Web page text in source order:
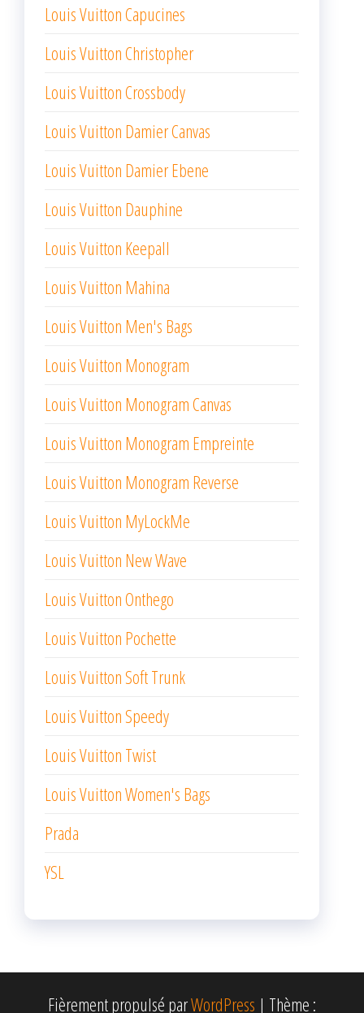
Louis Vuitton Capucines
Louis Vuitton Christopher
Louis Vuitton Crossbody
Louis Vuitton Damier Canvas
Louis Vuitton Damier Ebene
Louis Vuitton Dauphine
Louis Vuitton Keepall
Louis Vuitton Mahina
Louis Vuitton Men's Bags
Louis Vuitton Monogram
Louis Vuitton Monogram Canvas
Louis Vuitton Monogram Empreinte
Louis Vuitton Monogram Reverse
Louis Vuitton MyLockMe
Louis Vuitton New Wave
Louis Vuitton Onthego
Louis Vuitton Pochette
Louis Vuitton Soft Trunk
Louis Vuitton Speedy
Louis Vuitton Twist
Louis Vuitton Women's Bags
Prada
YSL
Fièrement propulsé parWordPress | Thème :